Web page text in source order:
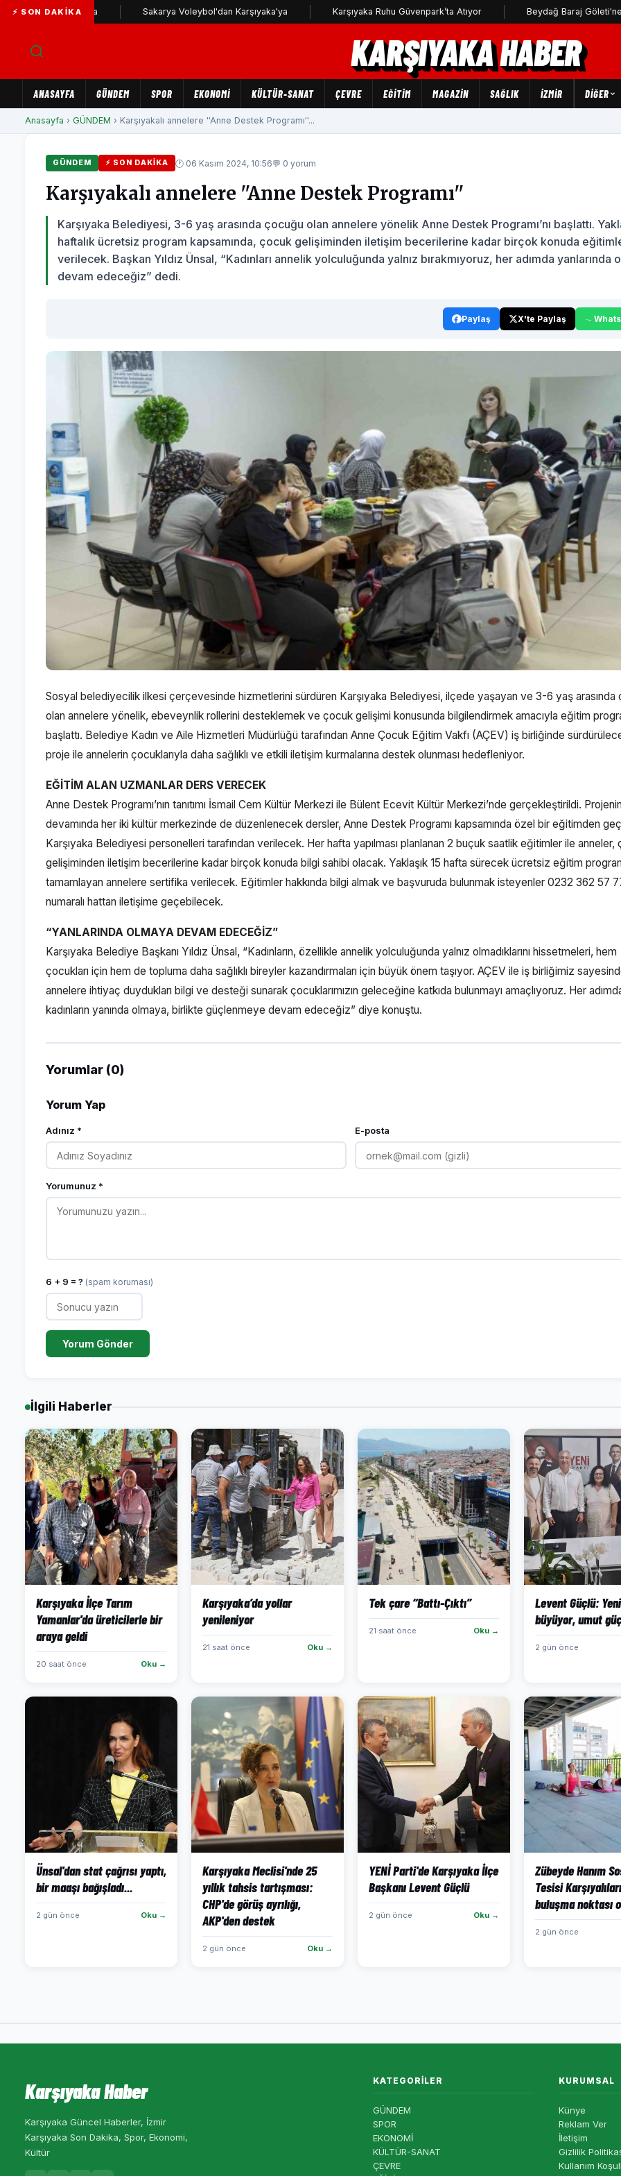
⚡ SON DAKIKA
yolunda Sakarya Voleybol'dan Karşıyaka'ya Karşıyaka Ruhu Güvenpark’ta Atıyor Beydağ Baraj Göleti'ne uçak
KARŞIYAKA HABER
ANASAYFA GÜNDEM SPOR EKONOMİ KÜLTÜR-SANAT ÇEVRE EĞİTİM MAGAZİN SAĞLIK İZMİR DIĞER
Anasayfa › GÜNDEM › Karşıyakalı annelere ''Anne Destek Programı''...
GÜNDEM ⚡ SON DAKIKA 🕐 06 Kasım 2024, 10:56💬 0 yorum
Karşıyakalı annelere ''Anne Destek Programı''
Karşıyaka Belediyesi, 3-6 yaş arasında çocuğu olan annelere yönelik Anne Destek Programı’nı başlattı.
haftalık ücretsiz program kapsamında, çocuk gelişiminden iletişim becerilerine kadar birçok konuda
verilecek. Başkan Yıldız Ünsal, “Kadınları annelik yolculuğunda yalnız bırakmıyoruz, her adımda yanlarında
devam edeceğiz” dedi.
Paylaş X'te Paylaş
Sosyal belediyecilik ilkesi çerçevesinde hizmetlerini sürdüren Karşıyaka Belediyesi, ilçede yaşayan ve 3-6 yaş arasında
olan annelere yönelik, ebeveynlik rollerini desteklemek ve çocuk gelişimi konusunda bilgilendirmek amacıyla eğitim
başlattı. Belediye Kadın ve Aile Hizmetleri Müdürlüğü tarafından Anne Çocuk Eğitim Vakfı (AÇEV) iş birliğinde
proje ile annelerin çocuklarıyla daha sağlıklı ve etkili iletişim kurmalarına destek olunması hedefleniyor.
EĞİTİM ALAN UZMANLAR DERS VERECEK
Anne Destek Programı’nın tanıtımı İsmail Cem Kültür Merkezi ile Bülent Ecevit Kültür Merkezi’nde gerçekleştirildi.
devamında her iki kültür merkezinde de düzenlenecek dersler, Anne Destek Programı kapsamında özel bir eğitimden
Karşıyaka Belediyesi personelleri tarafından verilecek. Her hafta yapılması planlanan 2 buçuk saatlik eğitimler ile anneler,
gelişiminden iletişim becerilerine kadar birçok konuda bilgi sahibi olacak. Yaklaşık 15 hafta sürecek ücretsiz eğitim
tamamlayan annelere sertifika verilecek. Eğitimler hakkında bilgi almak ve başvuruda bulunmak isteyenler 0232 362 57
numaralı hattan iletişime geçebilecek.
“YANLARINDA OLMAYA DEVAM EDECEĞİZ”
Karşıyaka Belediye Başkanı Yıldız Ünsal, “Kadınların, özellikle annelik yolculuğunda yalnız olmadıklarını hissetmeleri, hem
çocukları için hem de topluma daha sağlıklı bireyler kazandırmaları için büyük önem taşıyor. AÇEV ile iş birliğimiz
annelere ihtiyaç duydukları bilgi ve desteği sunarak çocuklarımızın geleceğine katkıda bulunmayı amaçlıyoruz. Her
kadınların yanında olmaya, birlikte güçlenmeye devam edeceğiz” diye konuştu.
Yorumlar (0)
Yorum Yap
Adınız * E-posta
Yorumunuz *
6 + 9 = ? (spam koruması)
Yorum Gönder
İlgili Haberler
Karşıyaka İlçe Tarım
Yamanlar'da üreticilerle bir
araya geldi
20 saat önce Oku →
Karşıyaka’da yollar
yenileniyor
21 saat önce Oku →
Tek çare “Battı-Çıktı”
21 saat önce Oku →
Levent Güçlü:
büyüyor, umut
2 gün önce
Ünsal'dan stat çağrısı yaptı,
bir maaşı bağışladı...
2 gün önce Oku →
Karşıyaka Meclisi'nde 25
yıllık tahsis tartışması:
CHP'de görüş ayrılığı,
AKP'den destek
2 gün önce Oku →
YENİ Parti'de Karşıyaka İlçe
Başkanı Levent Güçlü
2 gün önce Oku →
Zübeyde Hanım
Tesisi
buluşma noktası
2 gün önce
Karşıyaka Haber
Karşıyaka Güncel Haberler, İzmir
Karşıyaka Son Dakika, Spor, Ekonomi,
Kültür
KATEGORILER
GÜNDEM
SPOR
EKONOMİ
KÜLTÜR-SANAT
ÇEVRE
KURUMSAL
Künye
Reklam Ver
İletişim
Gizlilik
Kullanım